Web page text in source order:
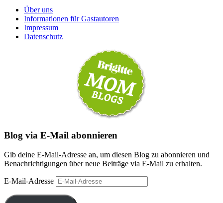
Über uns
Informationen für Gastautoren
Impressum
Datenschutz
Blog via E-Mail abonnieren
Gib deine E-Mail-Adresse an, um diesen Blog zu abonnieren und
Benachrichtigungen über neue Beiträge via E-Mail zu erhalten.
E-Mail-Adresse